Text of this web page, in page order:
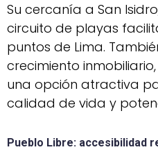
Su cercanía a San
circuito de playas
puntos de Lima.
crecimiento
una opción atractiva
calidad de vida y
Pueblo Libre: accesibilidad